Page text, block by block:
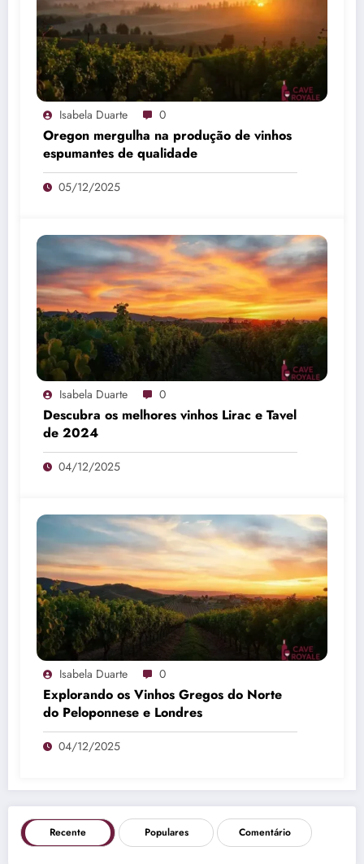
Isabela Duarte 0
Oregon mergulha na produção de vinhos
espumantes de qualidade
05/12/2025
Isabela Duarte 0
Descubra os melhores vinhos Lirac e Tavel
de 2024
04/12/2025
Isabela Duarte 0
Explorando os Vinhos Gregos do Norte
do Peloponnese e Londres
04/12/2025
Recente Populares Comentário